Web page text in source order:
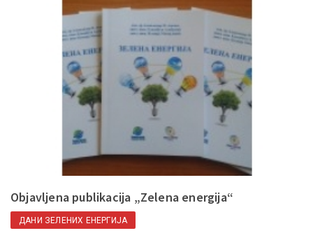
Objavljena publikacija „Zelena energija“
ДАНИ ЗЕЛЕНИХ ЕНЕРГИЈА